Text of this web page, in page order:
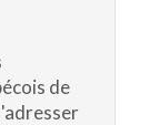
de